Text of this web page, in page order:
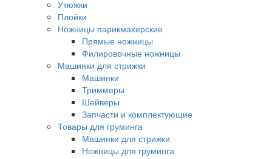
Утюжки
Плойки
Ножницы парикмахерские
Прямые ножницы
Филировочные ножницы
Машинки для стрижки
Машинки
Триммеры
Шейверы
Запчасти и комплектующие
Товары для груминга
Машинки для стрижки
Ножницы для груминга